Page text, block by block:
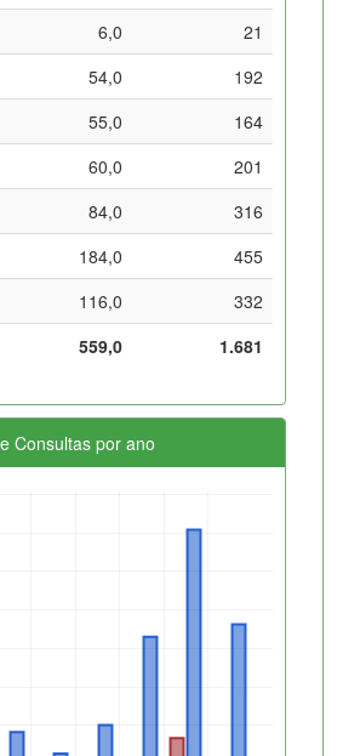
6,0
21
54,0
192
55,0
164
60,0
201
84,0
316
184,0
455
116,0
332
559,0
1.681
Consultas por ano